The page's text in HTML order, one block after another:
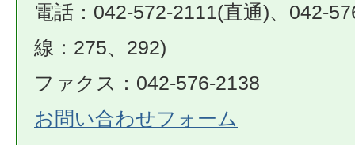
電話：042-572-2111(直通)、042-
線：275、292)
ファクス：042-576-2138
お問い合わせフォーム